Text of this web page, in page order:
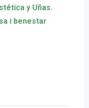
y Uñas.
i benestar